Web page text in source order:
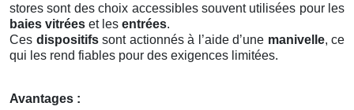
stores sont des choix accessibles souvent utilisées pour les
baies vitrées et les entrées.
Ces dispositifssont actionnés à l’aide d’une manivelle, ce
qui les rend fiables pour des exigences limitées.
Avantages :